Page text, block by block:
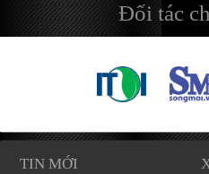
Đối tác
TIN MỚI